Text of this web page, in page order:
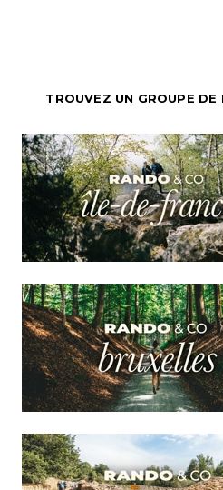
TROUVEZ UN GROUPE DE